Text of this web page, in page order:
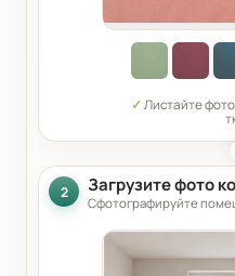
✓Листайте
2 Загрузите фото
Сфотографируйте